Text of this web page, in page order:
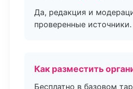
Да, редакция и
проверенные источники.
Как разместить
Бесплатно в базовом